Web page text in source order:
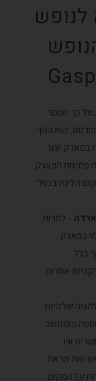
לנופש
כך שכפר
הוא הפך
בפארק יותר
פתיחת הפארק
הלינה בכפר
– למרות
בפארק
בכל
אחרות
של היום
והמחשב
וויו
ואת מראה
על המקום